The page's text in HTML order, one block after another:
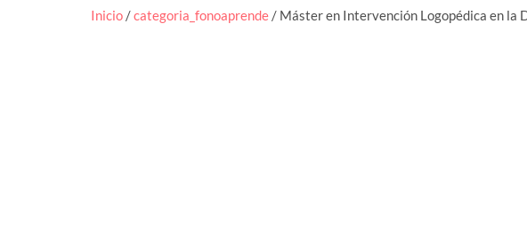
Inicio /categoria_fonoaprende / Máster en Intervención Logopédica en la